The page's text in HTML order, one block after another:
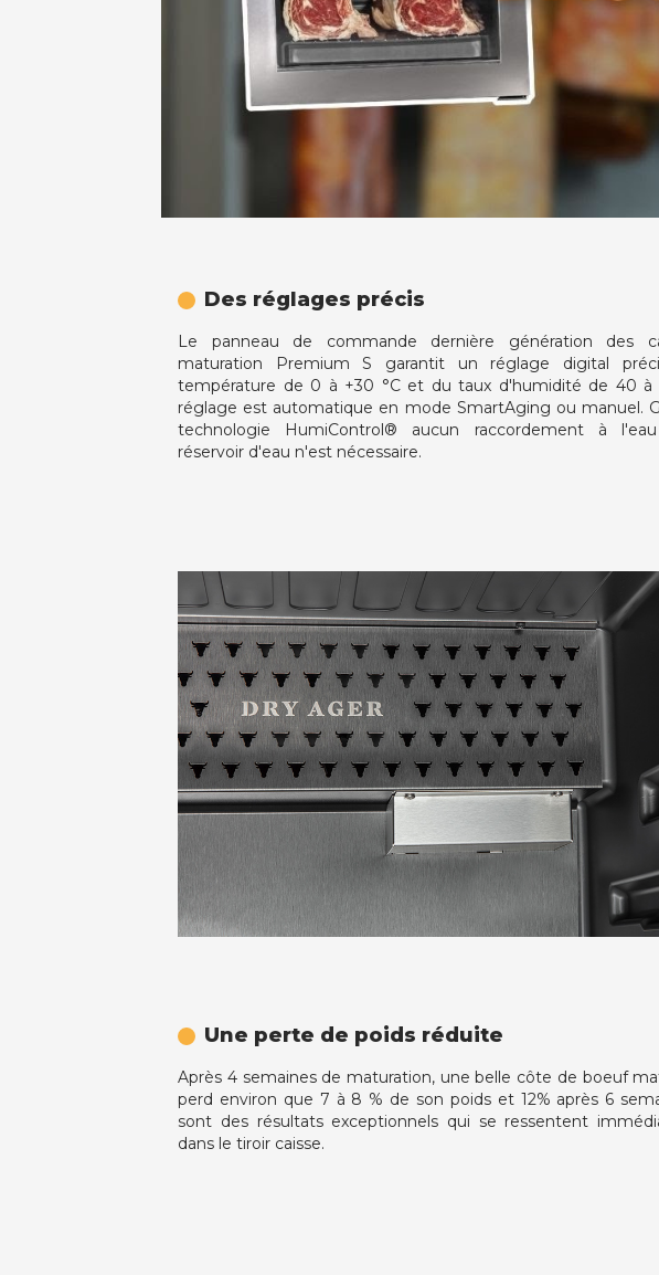
Des réglages précis
Le panneau de commande dernière génération des
maturation Premium S garantit un réglage digital
température de 0 à +30 °C et du taux d'humidité de 40 à
réglage est automatique en mode SmartAging ou manuel.
technologie HumiControl® aucun raccordement à
réservoir d'eau n'est nécessaire.
Une perte de poids réduite
Après 4 semaines de maturation, une belle côte de boeuf
perd environ que 7 à 8 % de son poids et 12% après 6
sont des résultats exceptionnels qui se ressentent
dans le tiroir caisse.